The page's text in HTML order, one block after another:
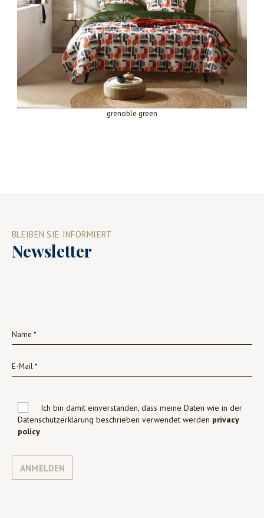
grenoble green
BLEIBEN SIE INFORMIERT
Newsletter
Ich bin damit einverstanden, dass meine Daten wie in der
Datenschutzerklärung beschrieben verwendet werden privacy
policy
ANMELDEN